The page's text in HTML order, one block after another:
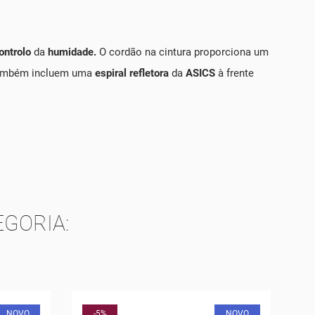
da humidade. O cordão na cintura proporciona um
incluem uma espiral refletora da ASICS à frente